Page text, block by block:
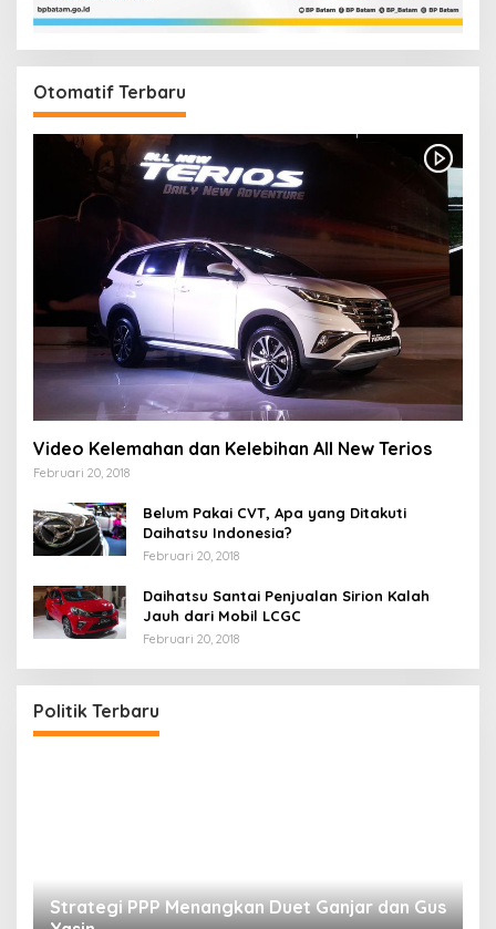
Otomatif Terbaru
Video Kelemahan dan Kelebihan All New Terios
Februari 20, 2018
Belum Pakai CVT, Apa yang Ditakuti
Daihatsu Indonesia?
Februari 20, 2018
Daihatsu Santai Penjualan Sirion Kalah
Jauh dari Mobil LCGC
Februari 20, 2018
Politik Terbaru
Strategi PPP Menangkan Duet Ganjar dan Gus